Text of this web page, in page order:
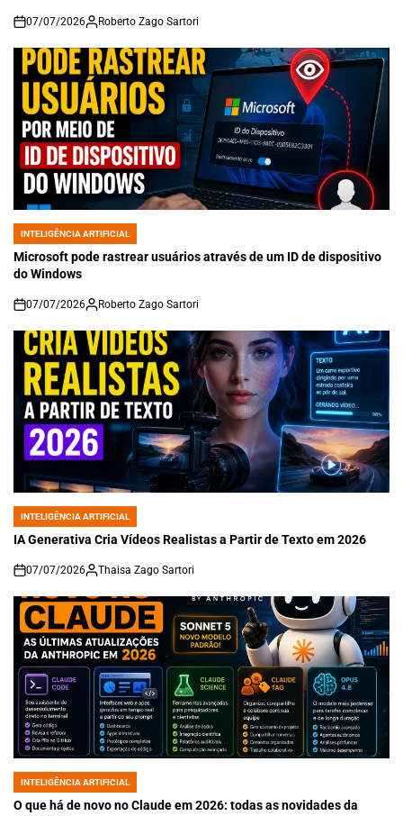
on
07/07/2026 Roberto Zago Sartori
POSTED
IN
INTELIGÊNCIA ARTIFICIAL
Microsoft pode rastrear usuários através de um ID de dispositivo
do Windows
on
07/07/2026 Roberto Zago Sartori
POSTED
IN
INTELIGÊNCIA ARTIFICIAL
IA Generativa Cria Vídeos Realistas a Partir de Texto em 2026
on
07/07/2026 Thaisa Zago Sartori
POSTED
IN
INTELIGÊNCIA ARTIFICIAL
O que há de novo no Claude em 2026: todas as novidades da